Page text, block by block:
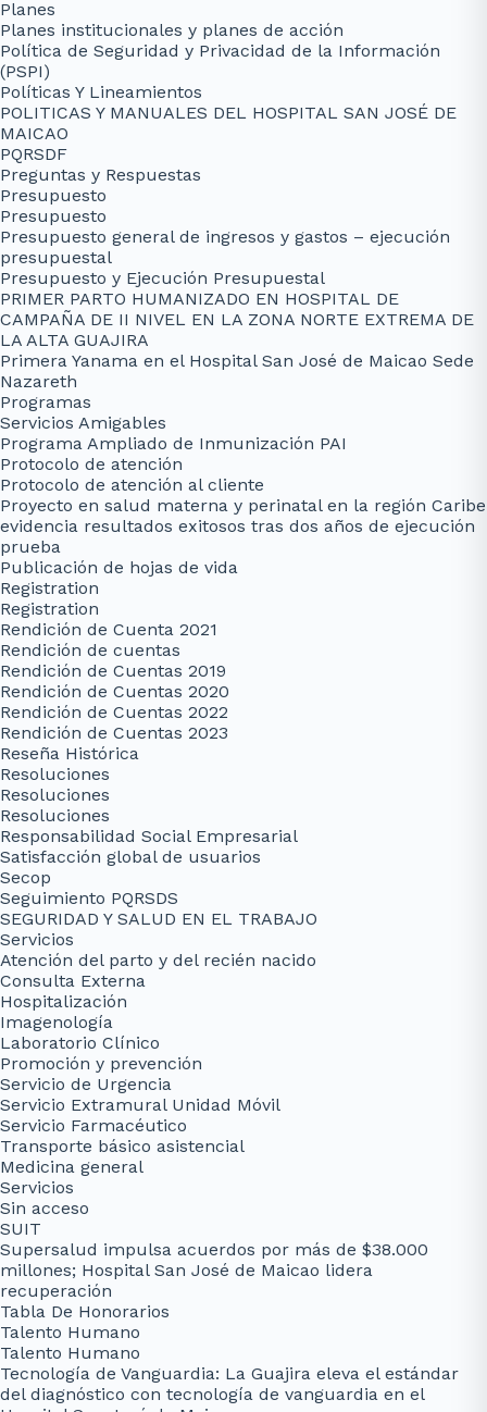
Planes
Planes institucionales y planes de acción
Política de Seguridad y Privacidad de la Información
(PSPI)
Políticas Y Lineamientos
POLITICAS Y MANUALES DEL HOSPITAL SAN JOSÉ DE
MAICAO
PQRSDF
Preguntas y Respuestas
Presupuesto
Presupuesto
Presupuesto general de ingresos y gastos – ejecución
presupuestal
Presupuesto y Ejecución Presupuestal
PRIMER PARTO HUMANIZADO EN HOSPITAL DE
CAMPAÑA DE II NIVEL EN LA ZONA NORTE EXTREMA DE
LA ALTA GUAJIRA
Primera Yanama en el Hospital San José de Maicao Sede
Nazareth
Programas
Servicios Amigables
Programa Ampliado de Inmunización PAI
Protocolo de atención
Protocolo de atención al cliente
Proyecto en salud materna y perinatal en la región Caribe
evidencia resultados exitosos tras dos años de ejecución
prueba
Publicación de hojas de vida
Registration
Registration
Rendición de Cuenta 2021
Rendición de cuentas
Rendición de Cuentas 2019
Rendición de Cuentas 2020
Rendición de Cuentas 2022
Rendición de Cuentas 2023
Reseña Histórica
Resoluciones
Resoluciones
Resoluciones
Responsabilidad Social Empresarial
Satisfacción global de usuarios
Secop
Seguimiento PQRSDS
SEGURIDAD Y SALUD EN EL TRABAJO
Servicios
Atención del parto y del recién nacido
Consulta Externa
Hospitalización
Imagenología
Laboratorio Clínico
Promoción y prevención
Servicio de Urgencia
Servicio Extramural Unidad Móvil
Servicio Farmacéutico
Transporte básico asistencial
Medicina general
Servicios
Sin acceso
SUIT
Supersalud impulsa acuerdos por más de $38.000
millones; Hospital San José de Maicao lidera
recuperación
Tabla De Honorarios
Talento Humano
Talento Humano
Tecnología de Vanguardia: La Guajira eleva el estándar
del diagnóstico con tecnología de vanguardia en el